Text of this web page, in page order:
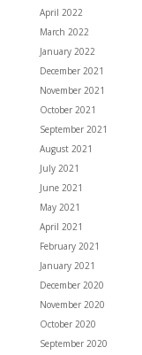
April 2022
March 2022
January 2022
December 2021
November 2021
October 2021
September 2021
August 2021
July 2021
June 2021
May 2021
April 2021
February 2021
January 2021
December 2020
November 2020
October 2020
September 2020